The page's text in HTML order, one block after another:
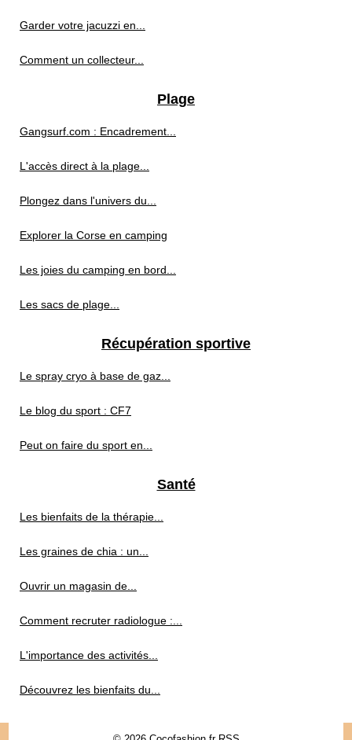
Garder votre jacuzzi en...
Comment un collecteur...
Plage
Gangsurf.com : Encadrement...
L'accès direct à la plage...
Plongez dans l'univers du...
Explorer la Corse en camping
Les joies du camping en bord...
Les sacs de plage...
Récupération sportive
Le spray cryo à base de gaz...
Le blog du sport : CF7
Peut on faire du sport en...
Santé
Les bienfaits de la thérapie...
Les graines de chia : un...
Ouvrir un magasin de...
Comment recruter radiologue :...
L'importance des activités...
Découvrez les bienfaits du...